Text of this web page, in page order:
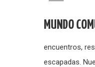
MUNDO
encuentros,
escapadas.